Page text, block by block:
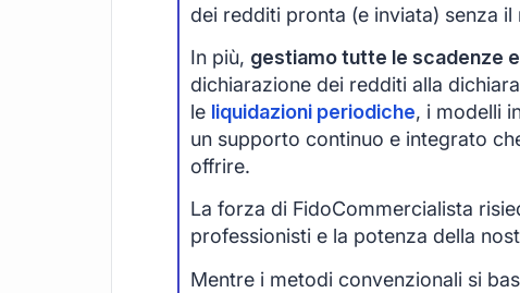
dei redditi pronta (e inviata) senza
In più, gestiamo tutte le scadenze
dichiarazione dei redditi alla
le liquidazioni periodiche, i modelli
un supporto continuo e integrato
offrire.
La forza di FidoCommercialista
professionisti e la potenza della
Mentre i metodi convenzionali si